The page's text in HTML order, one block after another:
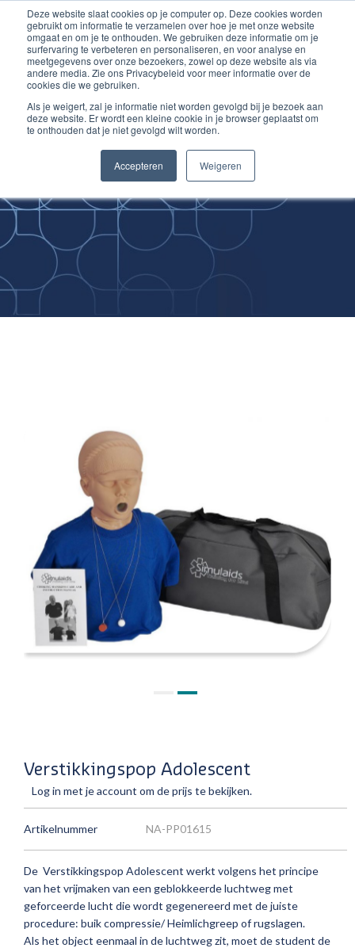
Deze website slaat cookies op je computer op. Deze cookies worden
gebruikt om informatie te verzamelen over hoe je met onze website
omgaat en om je te onthouden. We gebruiken deze informatie om je
surfervaring te verbeteren en personaliseren, en voor analyse en
meetgegevens over onze bezoekers, zowel op deze website als via
andere media. Zie ons Privacybeleid voor meer informatie over de
cookies die we gebruiken.
Als je weigert, zal je informatie niet worden gevolgd bij je bezoek aan
deze website. Er wordt een kleine cookie in je browser geplaatst om
te onthouden dat je niet gevolgd wilt worden.
Accepteren Weigeren
Inloggen account
Ga
naar
de
inhoud
Improving
Medical Skills
Verstikkingspop Adolescent
Log in met je account om de prijs te bekijken.
Artikelnummer NA-PP01615
De Verstikkingspop Adolescent werkt volgens het principe
van het vrijmaken van een geblokkeerde luchtweg met
geforceerde lucht die wordt gegenereerd met de juiste
procedure: buik compressie/ Heimlichgreep of rugslagen.
Als het object eenmaal in de luchtweg zit, moet de student de